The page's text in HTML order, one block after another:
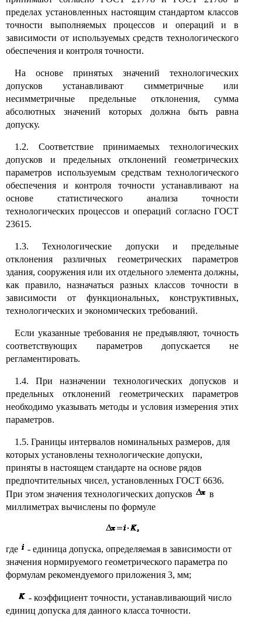
пределах установленных настоящим стандартом классов
точности выполняемых процессов и операций и в
зависимости от используемых средств технологического
обеспечения и контроля точности.
На основе принятых значений технологических
допусков устанавливают симметричные или
несимметричные предельные отклонения, сумма
абсолютных значений которых должна быть равна
допуску.
1.2. Соответствие принимаемых технологических
допусков и предельных отклонений геометрических
параметров используемым средствам технологического
обеспечения и контроля точности устанавливают на
основе статистического анализа точности
технологических процессов и операций согласно ГОСТ
23615.
1.3. Технологические допуски и предельные
отклонения различных геометрических параметров
здания, сооружения или их отдельного элемента должны,
как правило, назначаться разных классов точности в
зависимости от функциональных, конструктивных,
технологических и экономических требований.
Если указанные требования не предъявляют, точность
соответствующих параметров допускается не
регламентировать.
1.4. При назначении технологических допусков и
предельных отклонений геометрических параметров
необходимо указывать методы и условия измерения этих
параметров.
1.5. Границы интервалов номинальных размеров, для
которых установлены технологические допуски,
приняты в настоящем стандарте на основе рядов
предпочтительных чисел, установленных ГОСТ 6636.
При этом значения технологических допусков
в
миллиметрах вычислены по формуле
где
- единица допуска, определяемая в зависимости от
значения нормируемого геометрического параметра по
формулам рекомендуемого приложения 3, мм;
- коэффициент точности, устанавливающий число
единиц допуска для данного класса точности.